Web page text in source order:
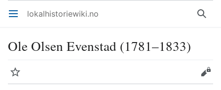
Åpne hovedmenyen lokalhistoriewiki.no Søk
Ole Olsen Evenstad (1781–1833)
Overvåk
Rediger